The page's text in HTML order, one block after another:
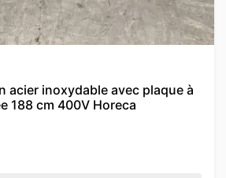
acier inoxydable avec plaque à
188 cm 400V Horeca